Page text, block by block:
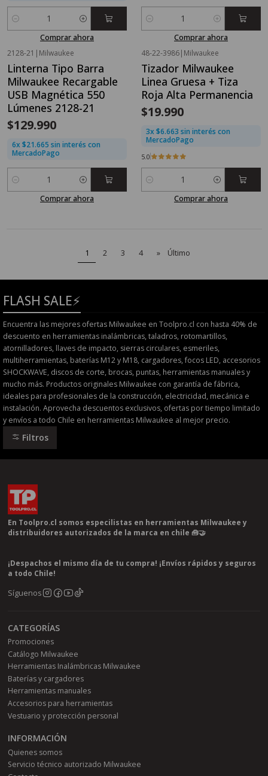
Cantidad
Comprar ahora
Cantidad
Comprar ahora
2128-21 | Milwaukee
Linterna Tipo Barra
Milwaukee Recargable
USB Magnética 550
Lúmenes 2128-21
$129.990
6x $21.665 sin interés con
MercadoPago
Cantidad
Comprar ahora
48-22-3986| Milwaukee
Tizador Milwaukee
Linea Gruesa + Tiza
Roja Alta Permanencia
$19.990
3x $6.663 sin interés con
MercadoPago
5.0
Cantidad
Comprar ahora
1 2 3 4 » Último
FLASH SALE⚡
Encuentra las mejores ofertas Milwaukee en Toolpro.cl con hasta 40% de
descuento en herramientas inalámbricas, taladros, rotomartillos,
atornilladores, llaves de impacto, sierras circulares, esmeriles,
multiherramientas, baterías M12 y M18, cargadores, focos LED, accesorios
SHOCKWAVE, discos de corte, brocas, puntas, herramientas manuales y
mucho más. Productos originales Milwaukee con garantía de fábrica,
ideales para profesionales de la construcción, electricidad, mecánica e
instalación. Aprovecha descuentos exclusivos, ofertas por tiempo limitado
y envíos a todo Chile en herramientas Milwaukee al mejor precio.
Filtros
En Toolpro.cl somos especilistas en herramientas Milwaukee y
distribuidores autorizados de la marca en chile 🧰🤝
¡Despachos el mismo día de tu compra! ¡Envíos rápidos y seguros
a todo Chile!
Síguenos
CATEGORÍAS
Promociones
Catálogo Milwaukee
Herramientas Inalámbricas Milwaukee
Baterías y cargadores
Herramientas manuales
Accesorios para herramientas
Vestuario y protección personal
INFORMACIÓN
Quienes somos
Servicio técnico autorizado Milwaukee